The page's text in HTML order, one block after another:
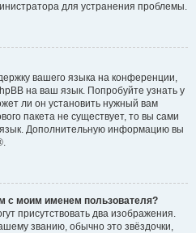
для устранения проблемы.
вашего языка на конференции,
на ваш язык. Попробуйте узнать у
ли он установить нужный вам
пакета не существует, то вы сами
Дополнительную информацию вы
с моим именем пользователя?
присутствовать два изображения.
званию, обычно это звёздочки,